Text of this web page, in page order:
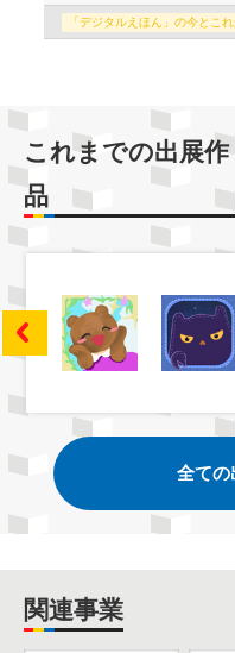
「デジタルえほん」の今とこ
これまでの出展作
品
全ての
関連事業